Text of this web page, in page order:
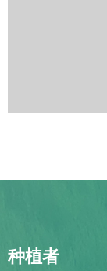
种植者